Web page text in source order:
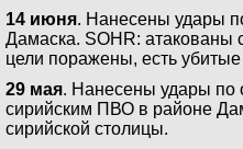
14 июня. Нанесены удары
Дамаска. SOHR: атакованы
цели поражены, есть
29 мая. Нанесены удары по
сирийским ПВО в районе
сирийской столицы.